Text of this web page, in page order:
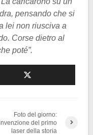
pensando che si
lei non riusciva a
Corse dietro al
poté”.
Foto del giorno:
del primo
laser della storia